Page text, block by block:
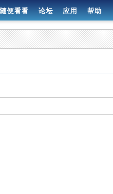
随便看看 论坛 应用 帮助